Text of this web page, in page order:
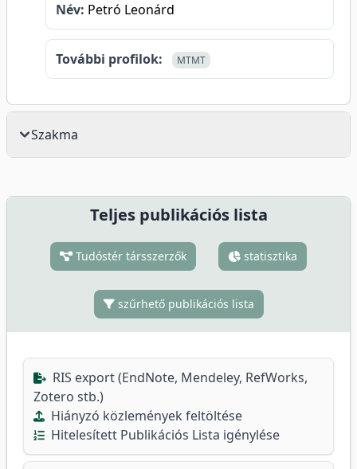
Név: Petró Leonárd
További profilok: MTMT
Szakma
Teljes publikációs lista
Tudóstér társszerzők statisztika
szűrhető publikációs lista
RIS export (EndNote, Mendeley, RefWorks,
Zotero stb.)
Hiányzó közlemények feltöltése
Hitelesített Publikációs Lista igénylése